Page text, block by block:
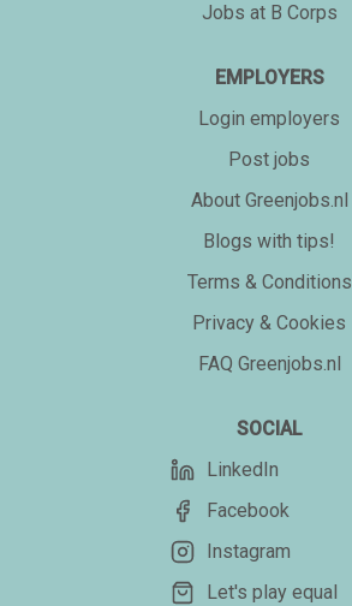
Jobs at B Corps
EMPLOYERS
Login employers
Post jobs
About Greenjobs.nl
Blogs with tips!
Terms & Conditions
Privacy & Cookies
FAQ Greenjobs.nl
SOCIAL
LinkedIn
Facebook
Instagram
Let's play equal